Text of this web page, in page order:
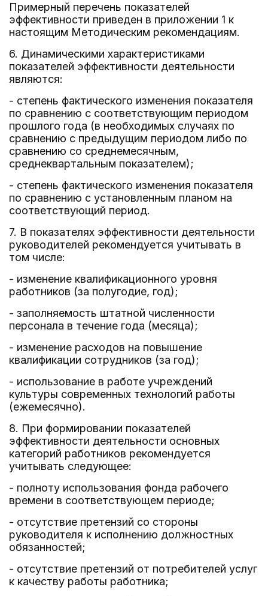
Примерный перечень показателей
эффективности приведен в приложении 1 к
настоящим Методическим рекомендациям.
6. Динамическими характеристиками
показателей эффективности деятельности
являются:
- степень фактического изменения показателя
по сравнению с соответствующим периодом
прошлого года (в необходимых случаях по
сравнению с предыдущим периодом либо по
сравнению со среднемесячным,
среднеквартальным показателем);
- степень фактического изменения показателя
по сравнению с установленным планом на
соответствующий период.
7. В показателях эффективности деятельности
руководителей рекомендуется учитывать в
том числе:
- изменение квалификационного уровня
работников (за полугодие, год);
- заполняемость штатной численности
персонала в течение года (месяца);
- изменение расходов на повышение
квалификации сотрудников (за год);
- использование в работе учреждений
культуры современных технологий работы
(ежемесячно).
8. При формировании показателей
эффективности деятельности основных
категорий работников рекомендуется
учитывать следующее:
- полноту использования фонда рабочего
времени в соответствующем периоде;
- отсутствие претензий со стороны
руководителя к исполнению должностных
обязанностей;
- отсутствие претензий от потребителей услуг
к качеству работы работника;